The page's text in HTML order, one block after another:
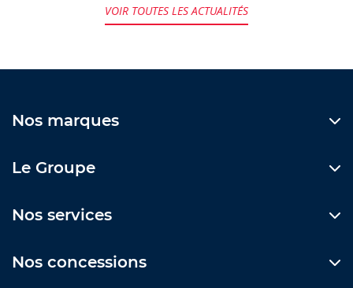
VOIR TOUTES LES ACTUALITÉS
Nos marques
Le Groupe
Nos services
Nos concessions